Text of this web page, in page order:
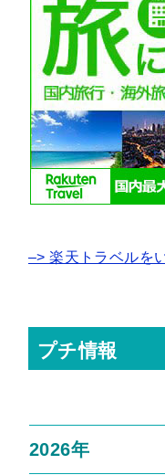
–> 楽天トラベルを
プチ情報
2026年